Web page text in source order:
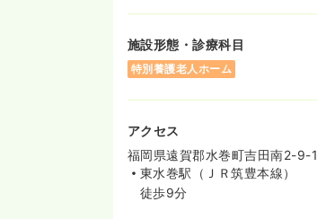
施設形態・診療科目
特別養護老人ホーム
アクセス
福岡県遠賀郡水巻町吉田南2-9-1
東水巻駅（ＪＲ筑豊本線）
徒歩9分